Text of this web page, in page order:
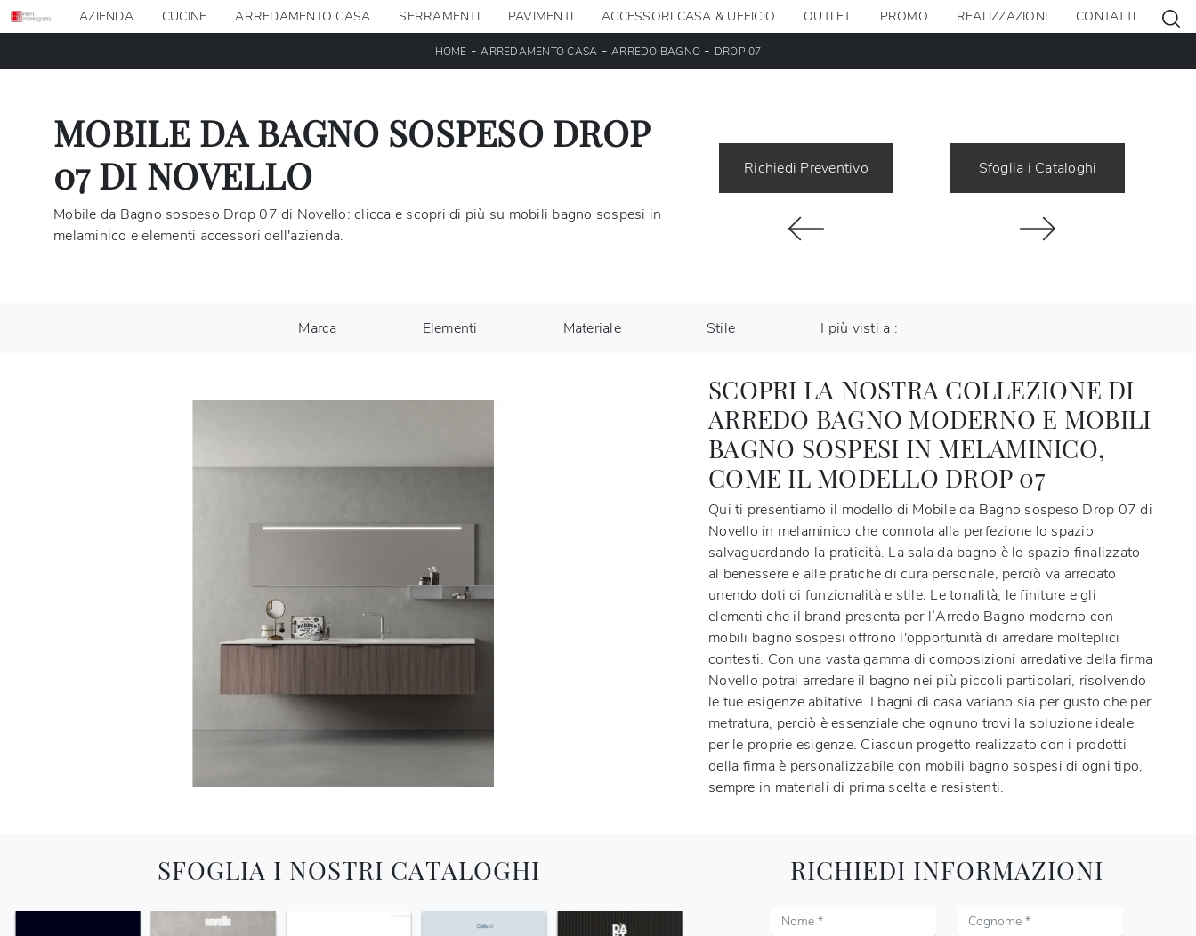
AZIENDA CUCINE ARREDAMENTO CASA SERRAMENTI PAVIMENTI ACCESSORI CASA & UFFICIO OUTLET PROMO REALIZZAZIONI CONTATTI
HOME -ARREDAMENTO CASA - ARREDO BAGNO - DROP 07
MOBILE DA BAGNO SOSPESO DROP
07 DI NOVELLO
Mobile da Bagno sospeso Drop 07 di Novello: clicca e scopri di più su mobili bagno sospesi in
melaminico e elementi accessori dell'azienda.
Richiedi Preventivo Sfoglia i Cataloghi
Marca Elementi Materiale Stile I più visti a :
SCOPRI LA NOSTRA COLLEZIONE DI
ARREDO BAGNO MODERNO E MOBILI
BAGNO SOSPESI IN MELAMINICO,
COME IL MODELLO DROP 07
Qui ti presentiamo il modello di Mobile da Bagno sospeso Drop 07 di
Novello in melaminico che connota alla perfezione lo spazio
salvaguardando la praticità. La sala da bagno è lo spazio finalizzato
al benessere e alle pratiche di cura personale, perciò va arredato
unendo doti di funzionalità e stile. Le tonalità, le finiture e gli
elementi che il brand presenta per l’Arredo Bagno moderno con
mobili bagno sospesi offrono l'opportunità di arredare molteplici
contesti. Con una vasta gamma di composizioni arredative della firma
Novello potrai arredare il bagno nei più piccoli particolari, risolvendo
le tue esigenze abitative. I bagni di casa variano sia per gusto che per
metratura, perciò è essenziale che ognuno trovi la soluzione ideale
per le proprie esigenze. Ciascun progetto realizzato con i prodotti
della firma è personalizzabile con mobili bagno sospesi di ogni tipo,
sempre in materiali di prima scelta e resistenti.
SFOGLIA I NOSTRI CATALOGHI RICHIEDI INFORMAZIONI